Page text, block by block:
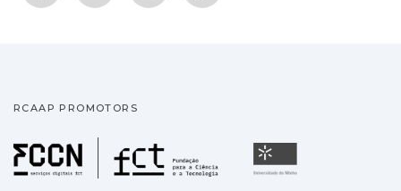
RCAAP PROMOTORS
Fundação para a